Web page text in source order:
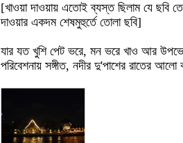
[খাওয়া দাওয়ায় এতোই ব্যস্ত ছিলাম যে ছবি
দাওয়ার একদম শেষমুহুর্তে তোলা ছবি]
যার যত খুশি পেট ভরে, মন ভরে খাও আর
পরিবেশনায় সঙ্গীত, নদীর দু'পাশের রাতের